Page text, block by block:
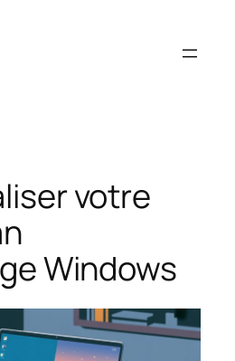
votre
Windows